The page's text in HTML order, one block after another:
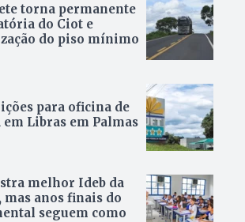
torna permanente
do Ciot e
do piso mínimo
para oficina de
Libras em Palmas
melhor Ideb da
anos finais do
seguem como